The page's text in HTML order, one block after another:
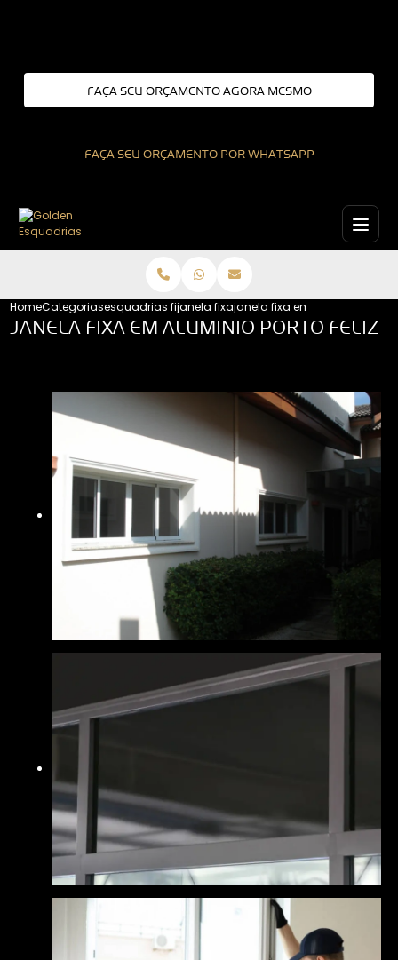
FAÇA SEU ORÇAMENTO AGORA MESMO
FAÇA SEU ORÇAMENTO POR WHATSAPP
HomeCategoriasesquadrias fixasjanela fixajanela fixa em aluminio porto
JANELA FIXA EM ALUMINIO PORTO FELIZ